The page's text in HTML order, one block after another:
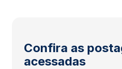
Confira as
acessadas